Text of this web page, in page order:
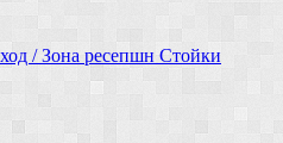
/ Зона ресепшн Стойки